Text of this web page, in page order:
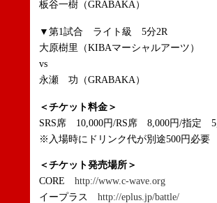
板谷一樹（GRABAKA）
▼第1試合 ライト級 5分2R
大原樹里（KIBAマーシャルアーツ）
vs
永瀬 功（GRABAKA）
＜チケット料金＞
SRS席 10,000円/RS席 8,000円/指定
※入場時にドリンク代が別途500円必要
＜チケット発売場所＞
CORE http://www.c-wave.org
イープラス http://eplus.jp/battle/